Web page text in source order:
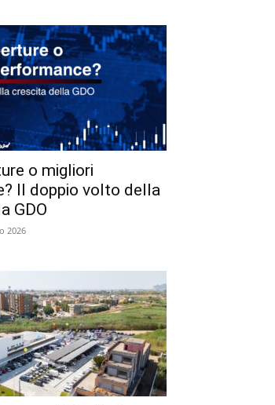
o migliori
Il doppio volto della
GDO
2026